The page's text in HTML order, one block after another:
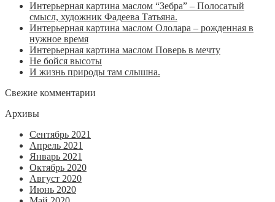
Интерьерная картина маслом “Зебра” – Полосатый
смысл, художник Фадеева Татьяна.
Интерьерная картина маслом Ололара – рожденная в
нужное время
Интерьерная картина маслом Поверь в мечту
Не бойся высоты
И жизнь природы там слышна.
Свежие комментарии
Архивы
Сентябрь 2021
Апрель 2021
Январь 2021
Октябрь 2020
Август 2020
Июнь 2020